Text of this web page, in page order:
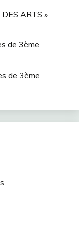
ARTS »
de 3ème
de 3ème